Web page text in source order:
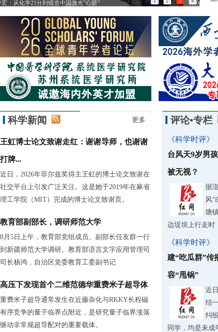
张永合：在“慢科学”与“快制造”间织网 85
科学新闻 更多
王虹博士论文致谢走红：谢谢导师，也谢谢
打牌...
近日，2026年菲尔兹奖得主王虹的博士论文致谢在
社交平台上引发广泛关注。这是她于2019年在麻省
理工学院（MIT）完成的博士论文致谢页。
教育部副部长，调研师范大学
8月5日上午，教育部党组成员、副部长任友群一行
到新疆师范大学调研。教育部语言文字应用管理司
司长杨鸿，自治区党委教育工委副书记
高压下发现首个二维范德华重费米子超导体
重费米子超导通常发生在近藤杂化与RKKY长程磁
有序竞争的量子临界点附近，是研究量子临界涨落
驱动非常规超导配对的重要载体。
评论•专栏
《科学时评》
台风天9岁男
被无视？
据
风“
塘
边堤坝上行走时
《科学时评》
建“吃瓜群”传
容“甩锅”
近
结
纠
同学，均是未成